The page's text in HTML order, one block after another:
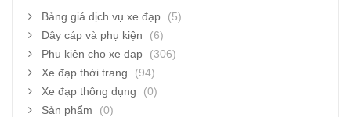
Bảng giá dịch vụ xe đạp
(5)
Dây cáp và phụ kiện
(6)
Phụ kiện cho xe đạp
(306)
Xe đạp thời trang
(94)
Xe đạp thông dụng
(0)
Sản phẩm
(0)